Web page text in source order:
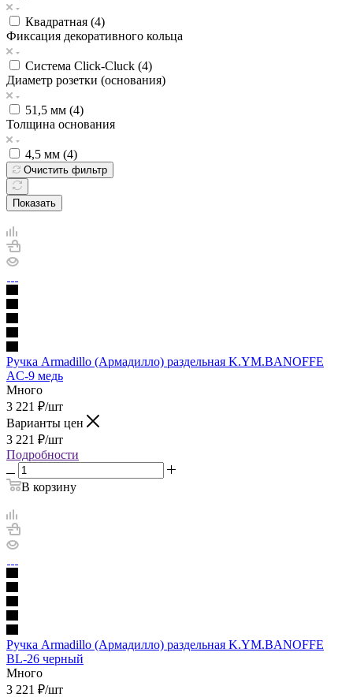
Квадратная (4)
Фиксация декоративного кольца
Система Click-Cluck (4)
Диаметр розетки (основания)
51,5 мм (4)
Толщина основания
4,5 мм (4)
Очистить фильтр
Показать
Ручка Armadillo (Армадилло) раздельная K.YM.BANOFFE
AC-9 медь
Много
3 221 ₽/шт
Варианты цен
3 221 ₽/шт
Подробности
В корзину
Ручка Armadillo (Армадилло) раздельная K.YM.BANOFFE
BL-26 черный
Много
3 221 ₽/шт